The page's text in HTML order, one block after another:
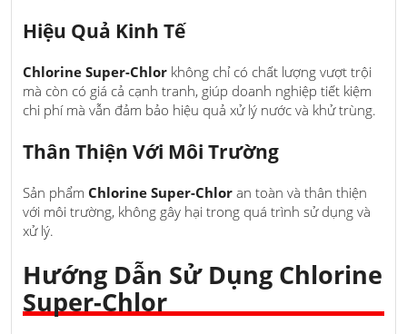
Hiệu Quả Kinh Tế
Chlorine Super-Chlor không chỉ có chất lượng vượt trội
mà còn có giá cả cạnh tranh, giúp doanh nghiệp tiết kiệm
chi phí mà vẫn đảm bảo hiệu quả xử lý nước và khử trùng.
Thân Thiện Với Môi Trường
Sản phẩm Chlorine Super-Chlor an toàn và thân thiện
với môi trường, không gây hại trong quá trình sử dụng và
xử lý.
Hướng Dẫn Sử Dụng Chlorine
Super-Chlor